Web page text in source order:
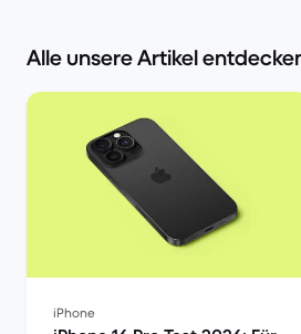
Alle unsere Artikel
iPhone